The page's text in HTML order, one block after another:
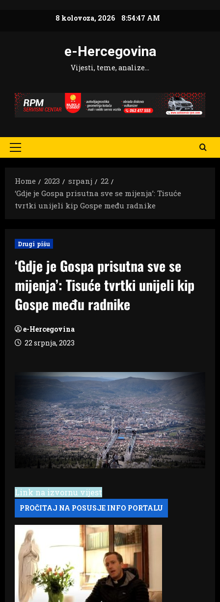
8 kolovoza, 2026 8:54:49 AM
e-Hercegovina
Vijesti, teme, analize…
Primary
Home
2023 srpanj
22
‘Gdje je Gospa prisutna sve se mijenja’: Tisuće
tvrtki unijeli kip Gospe među radnike
Drugi pišu
‘Gdje je Gospa prisutna sve se
mijenja’: Tisuće tvrtki unijeli kip
Gospe među radnike
e-Hercegovina
22 srpnja, 2023
Link na izvornu vijest